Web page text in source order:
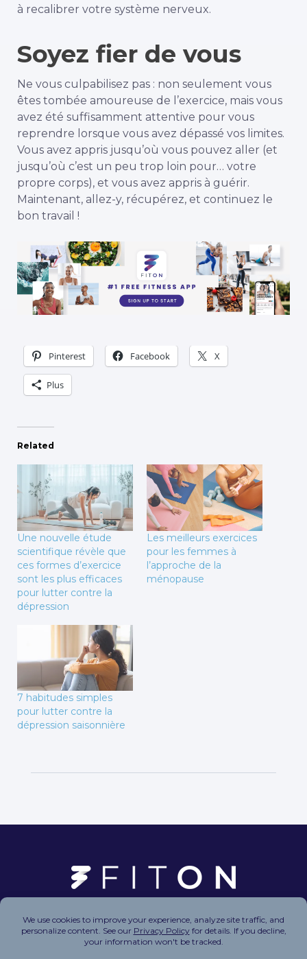
à recalibrer votre système nerveux.
Soyez fier de vous
Ne vous culpabilisez pas : non seulement vous
êtes tombée amoureuse de l’exercice, mais vous
avez été suffisamment attentive pour vous
reprendre lorsque vous avez dépassé vos limites.
Vous avez appris jusqu’où vous pouvez aller (et
jusqu’où c’est un peu trop loin pour… votre
propre corps), et vous avez appris à guérir.
Maintenant, allez-y, récupérez, et continuez le
bon travail !
Pinterest Facebook X
Plus
Related
Une nouvelle étude
scientifique révèle que
ces formes d’exercice
sont les plus efficaces
pour lutter contre la
dépression
Les meilleurs exercices
pour les femmes à
l’approche de la
ménopause
7 habitudes simples
pour lutter contre la
dépression saisonnière